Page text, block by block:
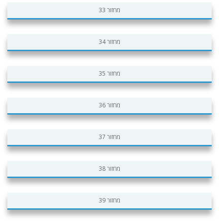
מחזור 33
מחזור 34
מחזור 35
מחזור 36
מחזור 37
מחזור 38
מחזור 39